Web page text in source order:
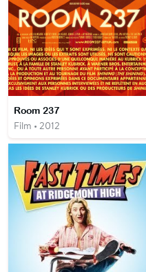
Room 237
Film • 2012